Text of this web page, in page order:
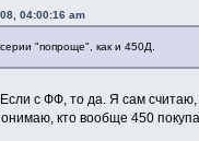
04:00:16 am
"попроще", как и 450Д.
с ФФ, то да. Я сам
кто вообще 450